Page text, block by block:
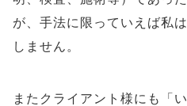
が、手法に限っていえば私
しません。
またクライアント様にも「